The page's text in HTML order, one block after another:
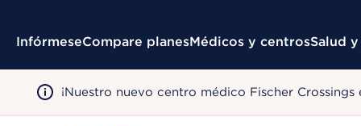
Menú contextual
InfórmeseCompare planesMédicos y centrosSalud
¡Nuestro nuevo centro médico Fischer